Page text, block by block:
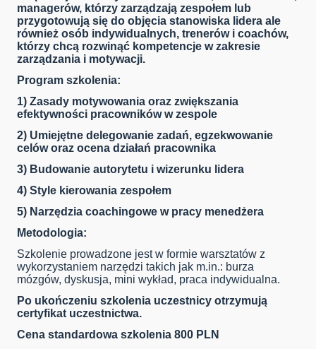
managerów, którzy zarządzają zespołem lub
przygotowują się do objęcia stanowiska lidera ale
również osób indywidualnych, trenerów i coachów,
którzy chcą rozwinąć kompetencje w zakresie
zarządzania i motywacji.
Program szkolenia:
1) Zasady motywowania oraz zwiększania
efektywności pracowników w zespole
2) Umiejętne delegowanie zadań, egzekwowanie
celów oraz ocena działań pracownika
3) Budowanie autorytetu i wizerunku lidera
4) Style kierowania zespołem
5) Narzędzia coachingowe w pracy menedżera
Metodologia:
Szkolenie prowadzone jest w formie warsztatów z
wykorzystaniem narzędzi takich jak m.in.: burza
mózgów, dyskusja, mini wykład, praca indywidualna.
Po ukończeniu szkolenia uczestnicy otrzymują
certyfikat uczestnictwa.
Cena standardowa szkolenia 800 PLN